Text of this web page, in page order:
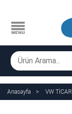
Anasayfa VW TİCARİ